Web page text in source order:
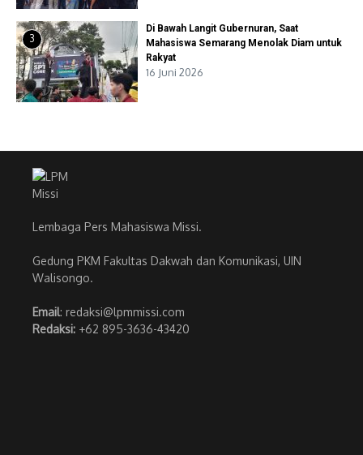
3
Di Bawah Langit Gubernuran, Saat
Mahasiswa Semarang Menolak Diam untuk
Rakyat
16 Juni 2026
Lembaga Pers Mahasiswa Missi.
Gedung PKM Fakultas Dakwah dan Komunikasi, UIN
Walisongo.
Email: redaksi@lpmmissi.com
Redaksi: +62 895-3636-43420